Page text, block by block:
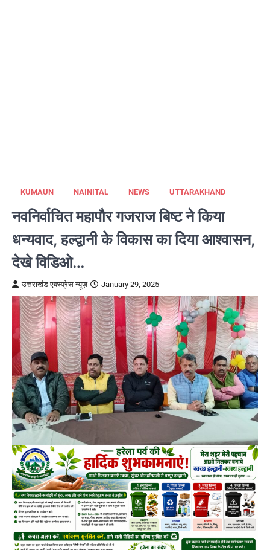
KUMAUN NAINITAL NEWS UTTARAKHAND
नवनिर्वाचित महापौर गजराज बिष्ट ने किया
धन्यवाद, हल्द्वानी के विकास का दिया आश्वासन,
देखे विडिओ…
उत्तराखंड एक्स्प्रेस न्यूज़ January 29, 2025